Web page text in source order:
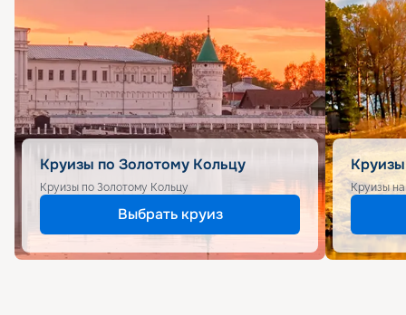
Круизы по Золотому Кольцу
Круизы по Золотому Кольцу
Выбрать круиз
Круизы